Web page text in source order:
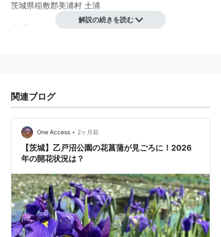
茨城県稲敷郡美浦村 土浦
つちうら】
土浦駅 JR東日本（常磐線）
リスト ： 駅キーワード
解説の続きを読む
関連ブログ
One Access • 2ヶ月前
【茨城】乙戸沼公園の花菖蒲が見ごろに！2026
年の開花状況は？